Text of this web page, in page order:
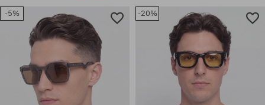
mărime universală mărime universală
-5% -20%